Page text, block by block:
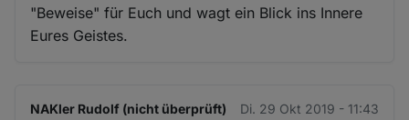
"Beweise" für Euch und wagt ein Blick ins Innere
Eures Geistes.
NAKler Rudolf (nicht überprüft) Di. 29 Okt 2019 - 11:43